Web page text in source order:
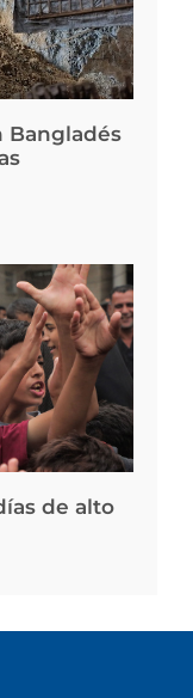
Bangladés
de alto